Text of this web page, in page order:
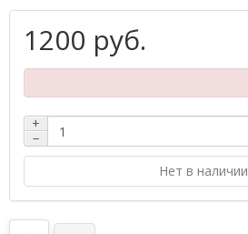
1200 руб.
+
−
Нет в наличии